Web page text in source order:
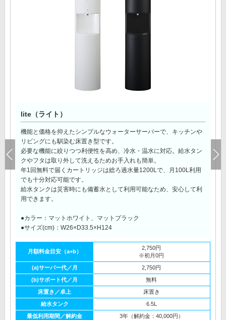
lite（ライト）
機能と価格を抑えたシンプルなウォーターサーバーで、キッチンや
リビングにも馴染む床置き型です。
必要な機能に絞りつつ利便性を高め、冷水・温水に対応。給水タン
クやフタは取り外して洗えるためお手入れも簡単。
年1回無料で届くカートリッジは総ろ過水量1200Lで、月100L利用
でも十分対応可能です。
給水タンクは災害時にも備蓄水として利用可能なため、安心して利
用できます。
●カラー：マットホワイト、マットブラック
●サイズ(cm)：W26×D33.5×H124
月額料金目安（a+b）
2,750円
※初月0円
(a)サーバー代／月
2,750円
(b)サポート代／月
無料
床置き／卓上
床置き
給水タンク
6.5L
最低利用期間／解約金
3年（解約金：40,000円）